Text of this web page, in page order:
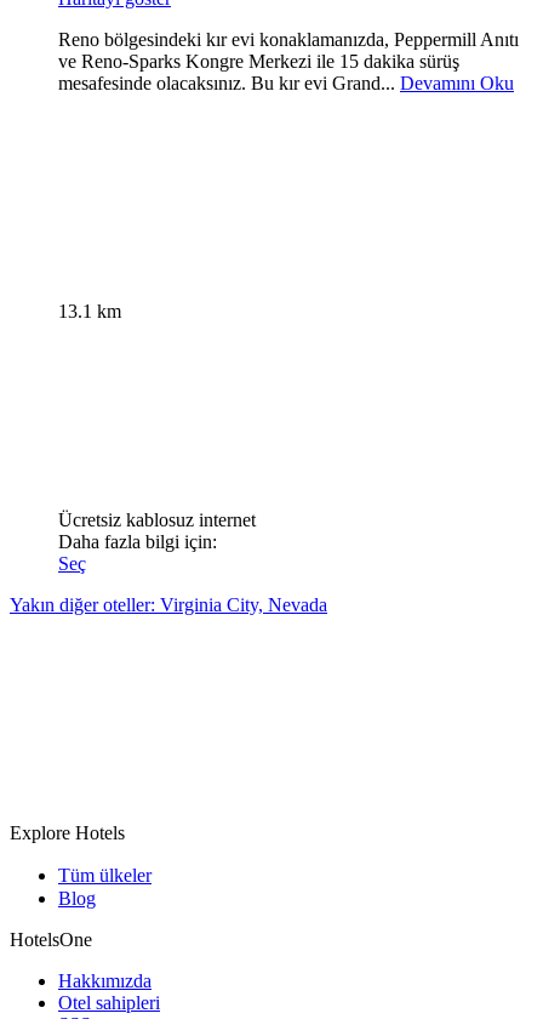
Reno bölgesindeki kır evi konaklamanızda, Peppermill Anıtı
ve Reno-Sparks Kongre Merkezi ile 15 dakika sürüş
mesafesinde olacaksınız. Bu kır evi Grand... Devamını Oku
13.1 km
Ücretsiz kablosuz internet
Daha fazla bilgi için:
Seç
Yakın diğer oteller: Virginia City, Nevada
Explore Hotels
Tüm ülkeler
Blog
HotelsOne
Hakkımızda
Otel sahipleri